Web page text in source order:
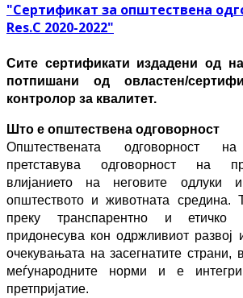
"Сертификат за општествена
Res.C 2020-2022"
Сите сертификати издадени од
потпишани од овластен/
контролор за квалитет.
Што е општествена одговорност
Општествената одговорност на
претставува одговорност на
влијанието на неговите одлуки
општеството и животната средина.
преку транспарентно и етичко
придонесува кон одржливиот развој
очекувањата на засегнатите страни,
меѓународните норми и е
претпријатие.